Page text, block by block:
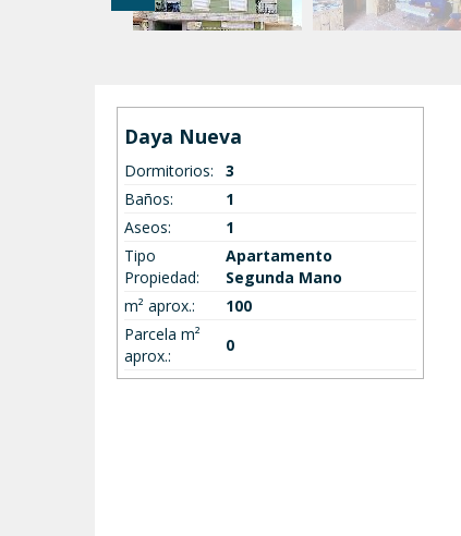
Daya Nueva
Dormitorios:
3
Baños:
1
Aseos:
1
Tipo
Propiedad:
Apartamento
Segunda Mano
m² aprox.:
100
Parcela m²
aprox.:
0